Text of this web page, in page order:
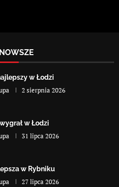
w Łodzi
2 sierpnia 2026
w Łodzi
31 lipca 2026
w Rybniku
27 lipca 2026